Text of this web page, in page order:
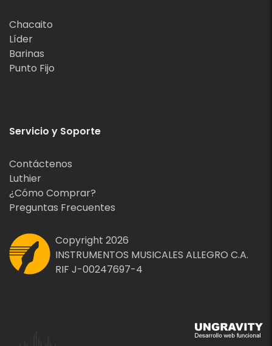
Chacaito
Líder
Barinas
Punto Fijo
Servicio y Soporte
Contáctenos
Luthier
¿Cómo Comprar?
Preguntas Frecuentes
Copyright 2026
INSTRUMENTOS MUSICALES ALLEGRO C.A.
RIF J-00247697-4